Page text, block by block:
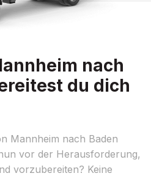
nach
du dich
Mannheim nach Baden
vor der Herausforderung,
vorzubereiten? Keine